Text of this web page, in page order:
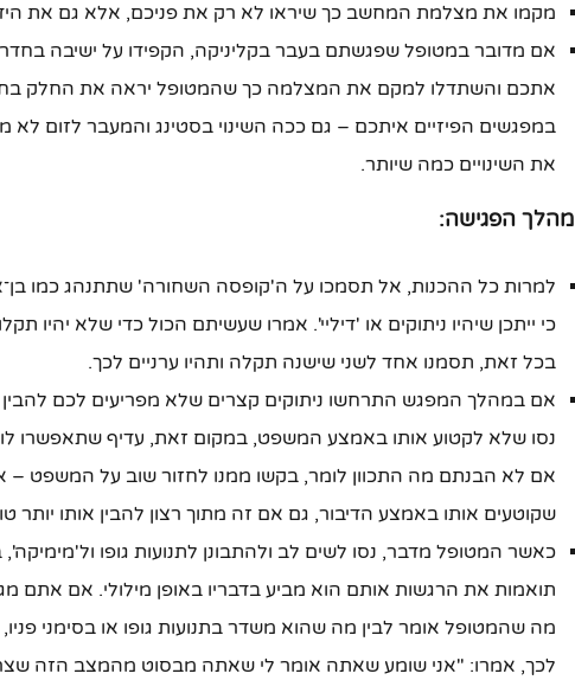
מקמו את מצלמת המחשב כך שיראו לא רק את פניכם, אלא גם את
אם מדובר במטופל שפגשתם בעבר בקליניקה, הקפידו על ישיבה
אתכם והשתדלו למקם את המצלמה כך שהמטופל יראה את החלק
במפגשים הפיזיים איתכם – גם ככה השינוי בסטינג והמעבר לזום לא
את השינויים כמה שיותר.
מהלך הפגישה:
למרות כל ההכנות, אל תסמכו על ה'קופסה השחורה' שתתנהג כמו
כי ייתכן שיהיו ניתוקים או 'דיליי'. אמרו שעשיתם הכול כדי שלא יהיו
בכל זאת, תסמנו אחד לשני שישנה תקלה ותהיו ערניים לכך.
אם במהלך המפגש התרחשו ניתוקים קצרים שלא מפריעים לכם להבין
נסו שלא לקטוע אותו באמצע המשפט, במקום זאת, עדיף שתאפשרו
אם לא הבנתם מה התכוון לומר, בקשו ממנו לחזור שוב על המשפט
שקוטעים אותו באמצע הדיבור, גם אם זה מתוך רצון להבין אותו יותר
כאשר המטופל מדבר, נסו לשים לב ולהתבונן לתנועות גופו
תואמות את הרגשות אותם הוא מביע בדבריו באופן מילולי. אם אתם
מה שהמטופל אומר לבין מה שהוא משדר בתנועות גופו או בסימני
לכך, אמרו: "אני שומע שאתה אומר לי שאתה מבסוט מהמצב הזה